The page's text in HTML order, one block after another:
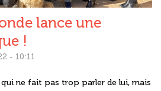
lance une
!
- 10:11
ne fait pas trop parler de lui, mais